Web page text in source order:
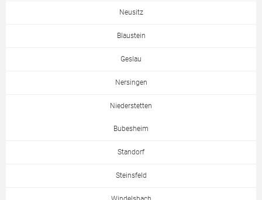
Neusitz
Blaustein
Geslau
Nersingen
Niederstetten
Bubesheim
Standorf
Steinsfeld